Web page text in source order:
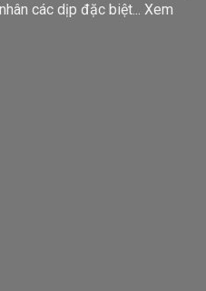
các dịp đặc biệt... Xem